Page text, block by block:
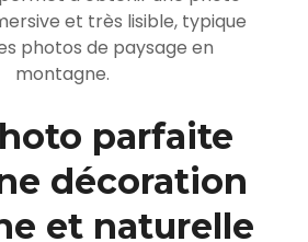
et très lisible, typique
photos de paysage en
montagne.
parfaite
décoration
et naturelle